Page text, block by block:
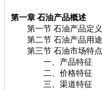
第一章 石油产品概述
第一节 石油产品定义
第二节 石油产品用途
第三节 石油市场特
一、产品特征
二、价格特征
三、渠道特征